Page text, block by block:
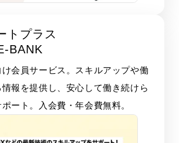
トプラス
BANK
会員サービス。スキルアップや働
報を提供し、安心して働き続けら
ート。入会費・年会費無料。